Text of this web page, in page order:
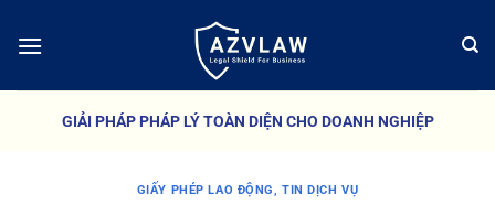
qua
dung
GIẢI PHÁP PHÁP LÝ TOÀN DIỆN CHO DOANH NGHIỆP
GIẤY PHÉP LAO ĐỘNG,TIN DỊCH VỤ